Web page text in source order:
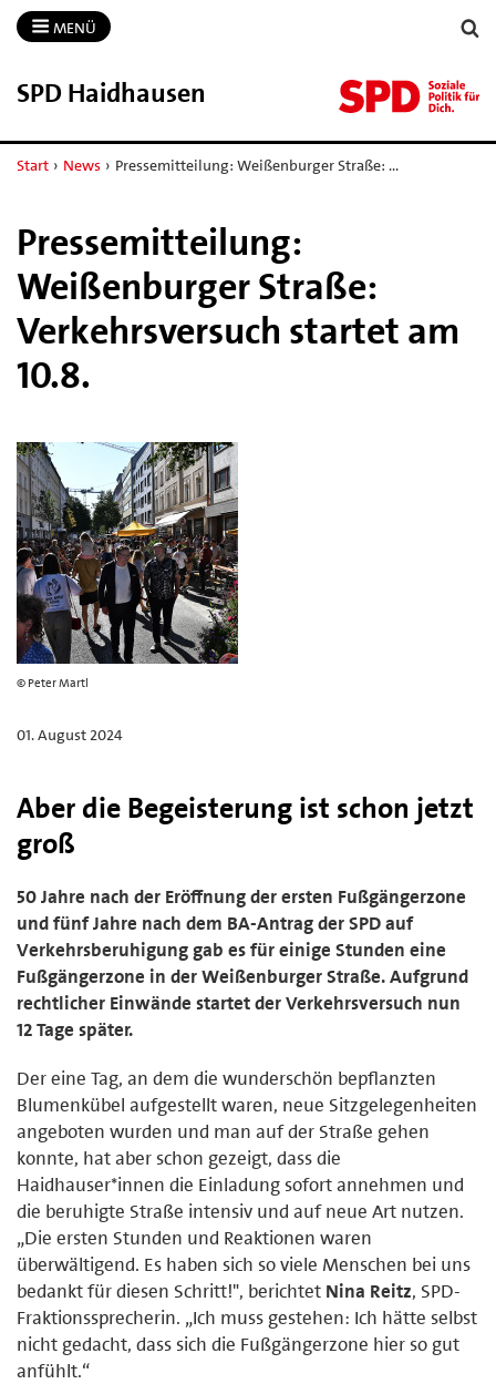
MENÜ
SPD Haidhausen
Start › News › Pressemitteilung: Weißenburger Straße: …
Pressemitteilung:
Weißenburger Straße:
Verkehrsversuch startet am
10.8.
© Peter Martl
01. August 2024
Aber die Begeisterung ist schon jetzt
groß
50 Jahre nach der Eröffnung der ersten Fußgängerzone
und fünf Jahre nach dem BA-Antrag der SPD auf
Verkehrsberuhigung gab es für einige Stunden eine
Fußgängerzone in der Weißenburger Straße. Aufgrund
rechtlicher Einwände startet der Verkehrsversuch nun
12 Tage später.
Der eine Tag, an dem die wunderschön bepflanzten
Blumenkübel aufgestellt waren, neue Sitzgelegenheiten
angeboten wurden und man auf der Straße gehen
konnte, hat aber schon gezeigt, dass die
Haidhauser*innen die Einladung sofort annehmen und
die beruhigte Straße intensiv und auf neue Art nutzen.
„Die ersten Stunden und Reaktionen waren
überwältigend. Es haben sich so viele Menschen bei uns
bedankt für diesen Schritt!", berichtet Nina Reitz, SPD-
Fraktionssprecherin. „Ich muss gestehen: Ich hätte selbst
nicht gedacht, dass sich die Fußgängerzone hier so gut
anfühlt.“